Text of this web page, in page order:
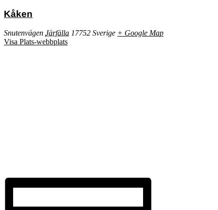
Kåken
Snutenvägen Järfälla 17752 Sverige + Google Map
Visa Plats-webbplats